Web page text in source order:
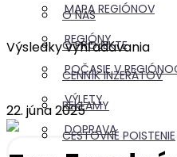
MAPA REGIÓNOV
REGIÓNY
POČASIE V
VÝLETY
DOPRAVA
O NÁS
O PROJEKTE
CENNÍK INZERÁTOV
REKLAMY
CESTOVNÉ POISTENIE
Výsledky vyhľadávania
22. júna 2025